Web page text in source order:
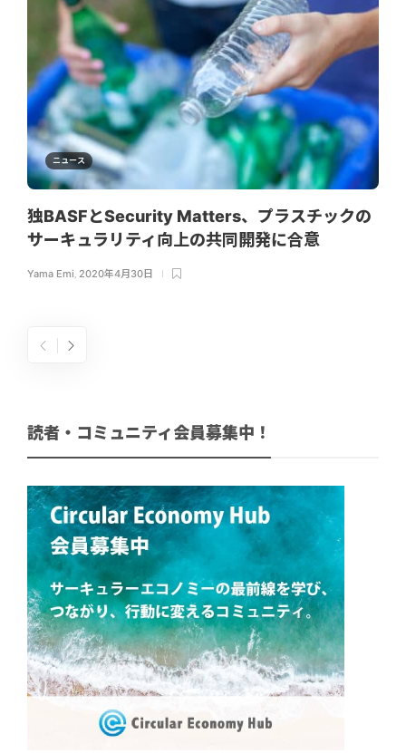
ニュース
独BASFとSecurity Matters、プラスチックの
サーキュラリティ向上の共同開発に合意
Yama Emi, 2020年4月30日
読者・コミュニティ会員募集中！